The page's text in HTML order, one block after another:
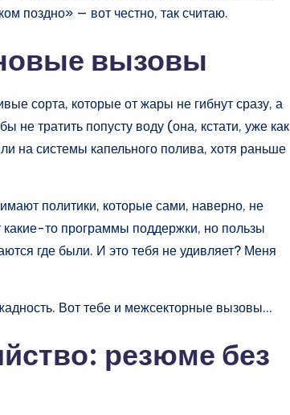
поздно» — вот честно, так считаю.
вызовы
сорта, которые от жары не гибнут сразу, а
тратить попусту воду (она, кстати, уже как
на системы капельного полива, хотя раньше
политики, которые сами, наверно, не
какие-то программы поддержки, но пользы
где были. И это тебя не удивляет? Меня
Вот тебе и межсекторные вызовы…
резюме без